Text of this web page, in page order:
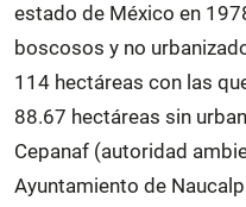
estado de México en
boscosos y no
114 hectáreas con las
88.67 hectáreas sin
Cepanaf (autoridad
Ayuntamiento de